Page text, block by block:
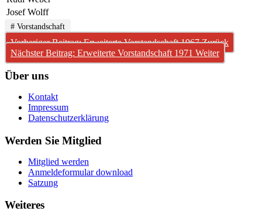
Josef Wolff
# Vorstandschaft
Vorheriger Beitrag: Erweiterte Vorstandschaft 1967Zurück
Nächster Beitrag: Erweiterte Vorstandschaft 1971 Weiter
Über uns
Kontakt
Impressum
Datenschutzerklärung
Werden Sie Mitglied
Mitglied werden
Anmeldeformular download
Satzung
Weiteres